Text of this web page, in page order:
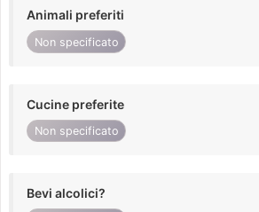
Animali preferiti
Non specificato
Cucine preferite
Non specificato
Bevi alcolici?